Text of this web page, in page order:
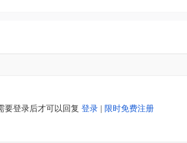
要登录后才可以回复 登录| 限时免费注册